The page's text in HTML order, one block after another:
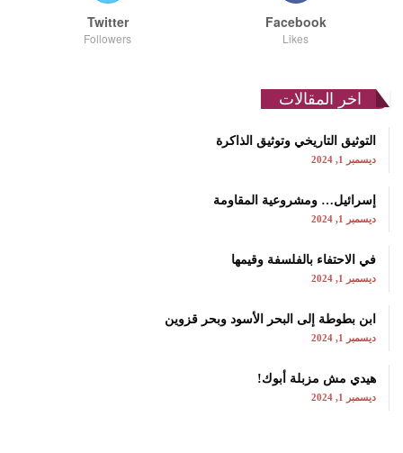
Facebook
Likes
Twitter
Followers
اخر المقالات
التوثيق التاريخي وتوثيق الذاكرة
ديسمبر 1, 2024
إسرائيل… ومشروعية المقاومة
ديسمبر 1, 2024
في الاحتفاء بالفلسفة وقيمها
ديسمبر 1, 2024
ابن بطوطة إلى البحر الأسود وبحر قزوين
ديسمبر 1, 2024
هيدي مش مزبلة أبوك!
ديسمبر 1, 2024